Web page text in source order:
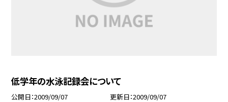
低学年の水泳記録会について
公開日 2009/09/07 更新日 2009/09/07